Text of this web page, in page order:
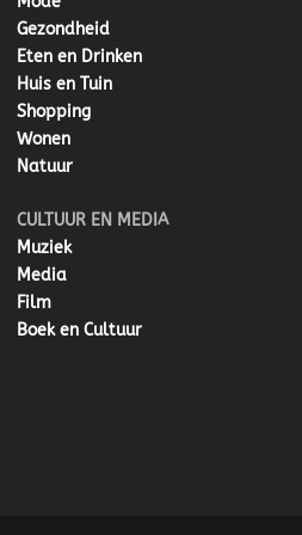
Gezondheid
Eten en Drinken
Huis en Tuin
Shopping
Wonen
Natuur
CULTUUR EN MEDIA
Muziek
Media
Film
Boek en Cultuur